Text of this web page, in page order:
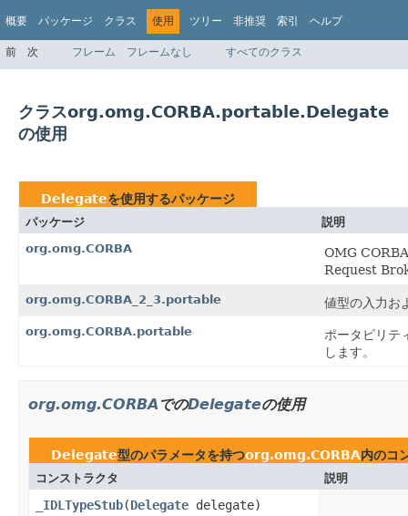
概要 パッケージ クラス 使用 ツリー 非推奨 索引 ヘルプ
前 次 フレーム フレームなし すべてのクラス
クラスorg.omg.CORBA.portable.Delegate
の使用
Delegateを使用するパッケージ
パッケージ
説明
org.omg.CORBA
OMG
Request
org.omg.CORBA_2_3.portable 値型の入力お
org.omg.CORBA.portable
ポータビリテ
します。
org.omg.CORBA でのDelegateの使用
Delegate型のパラメータを持つorg.omg.CORBA内のコ
コンストラクタ 説明
_IDLTypeStub(Delegate delegate)